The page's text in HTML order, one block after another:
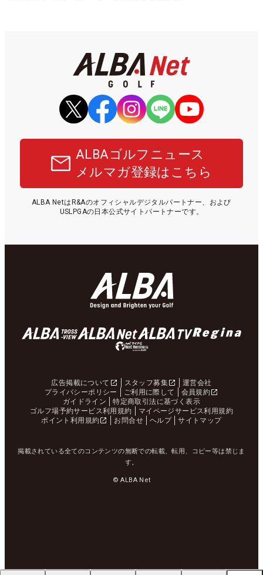
ALBAゴルフニュース
メルマガ登録はこちら
ALBA NetはR&Aのオフィシャルデジタルパートナー、および
USLPGAの日本公式サイトパートナーです。
広告掲載について スタッフ募集
運営会社
プライバシーポリシー
ご利用に際して
会員規約
ガイドライン
特定商取引法に基づく表示
ゴルフ場予約サービス利用規約
マイページサービス利用規約
ポイント利用規約
お問合せ ヘルプ サイトマップ
掲載されている全てのコンテンツの無断での転載、転用、コピー等は禁じま
す。
© ALBA Net